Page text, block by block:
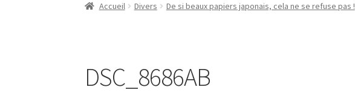
Accueil Divers De si beaux papiers japonais, cela ne se refuse pas !
DSC_8686AB